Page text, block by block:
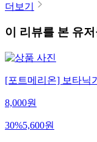
더보기
이 리뷰를 본 유
[포트메리온] 보타닉
8,000원
30%5,600원